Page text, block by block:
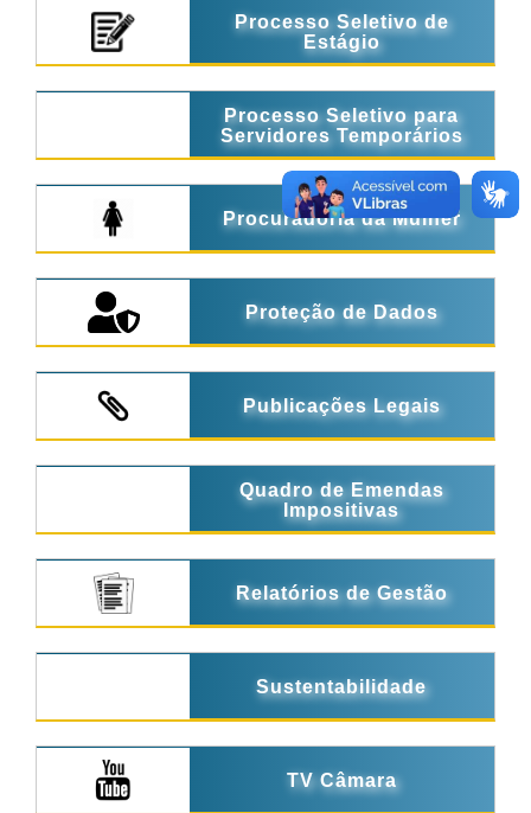
Processo Seletivo de
Estágio
Processo Seletivo para
Servidores Temporários
Procuradoria da Mulher
Proteção de Dados
Publicações Legais
Quadro de Emendas
Impositivas
Relatórios de Gestão
Sustentabilidade
TV Câmara